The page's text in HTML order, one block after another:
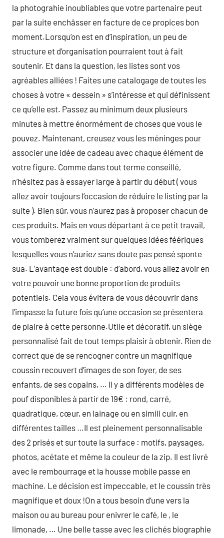
la photograhie inoubliables que votre partenaire peut
par la suite enchâsser en facture de ce propices bon
moment.Lorsqu’on est en d’inspiration, un peu de
structure et d’organisation pourraient tout à fait
soutenir. Et dans la question, les listes sont vos
agréables alliées ! Faites une catalogage de toutes les
choses à votre « dessein » s’intéresse et qui définissent
ce qu’elle est. Passez au minimum deux plusieurs
minutes à mettre énormément de choses que vous le
pouvez. Maintenant, creusez vous les méninges pour
associer une idée de cadeau avec chaque élément de
votre figure. Comme dans tout terme conseillé,
n’hésitez pas à essayer large à partir du début ( vous
allez avoir toujours l’occasion de réduire le listing par la
suite ). Bien sûr, vous n’aurez pas à proposer chacun de
ces produits. Mais en vous départant à ce petit travail,
vous tomberez vraiment sur quelques idées féériques
lesquelles vous n’auriez sans doute pas pensé sponte
sua. L’avantage est double : d’abord, vous allez avoir en
votre pouvoir une bonne proportion de produits
potentiels. Cela vous évitera de vous découvrir dans
l’impasse la future fois qu’une occasion se présentera
de plaire à cette personne.Utile et décoratif, un siège
personnalisé fait de tout temps plaisir à obtenir. Rien de
correct que de se rencogner contre un magnifique
coussin recouvert d’images de son foyer, de ses
enfants, de ses copains, … Il y a différents modèles de
pouf disponibles à partir de 19€ : rond, carré,
quadratique, cœur, en lainage ou en simili cuir, en
différentes tailles …Il est pleinement personnalisable
des 2 prisés et sur toute la surface : motifs, paysages,
photos, acétate et même la couleur de la zip. Il est livré
avec le rembourrage et la housse mobile passe en
machine. Le décision est impeccable, et le coussin très
magnifique et doux !On a tous besoin d’une vers la
maison ou au bureau pour enivrer le café, le , le
limonade, … Une belle tasse avec les clichés biographie